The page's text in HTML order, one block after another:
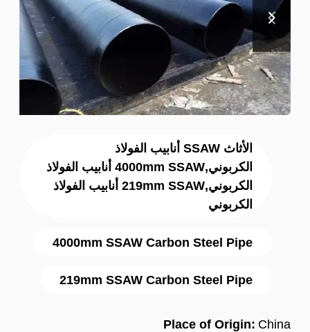
الأثاث SSAW أنابيب الفولاذ
الكربوني,4000mm SSAW أنابيب الفولاذ
الكربوني,219mm SSAW أنابيب الفولاذ
الكربوني
4000mm SSAW Carbon Steel Pipe
219mm SSAW Carbon Steel Pipe
Place of Origin: China